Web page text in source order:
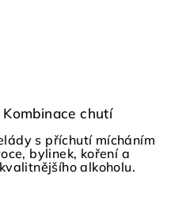
Kombinace chutí
s příchutí mícháním
bylinek, koření a
alkoholu.